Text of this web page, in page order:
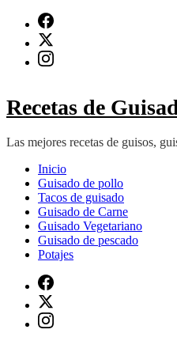
contenido
(presiona
Recetas de
Las mejores recetas de guisos,
Inicio
Guisado de pollo
Tacos de guisado
Guisado de Carne
Guisado Vegetariano
Guisado de pescado
Potajes